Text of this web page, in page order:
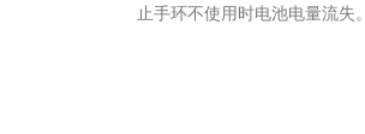
止手环不使用时电池电量流失。